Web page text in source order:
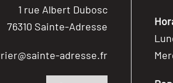
1 rue Albert Dubosc
76310 Sainte-Adresse
adresse.fr